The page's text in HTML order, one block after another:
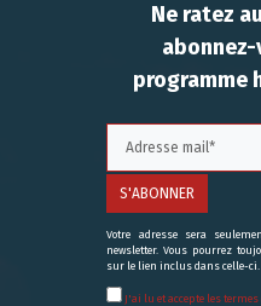
Ne ratez
programme
Votre adresse sera
newsletter. Vous pourrez
sur le lien inclus dans celle-ci.
J'ai lu et accepte les